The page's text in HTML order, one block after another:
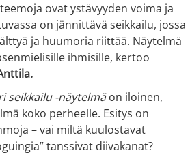
ovat ystävyyden voima ja
on jännittävä seikkailu, jossa
ja huumoria riittää. Näytelmä
ihmisille, kertoo
seikkailu -näytelmäon iloinen,
koko perheelle. Esitys on
– vai miltä kuulostavat
tanssivat diivakanat?